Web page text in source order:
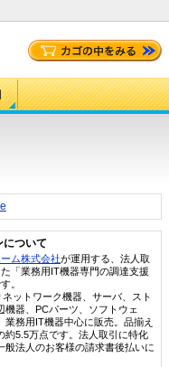
について
ム株式会社が運用する、法人取
「業務用IT機器専門の調達支援
。
ネットワーク機器、サーバ、スト
機器、PCパーツ、ソフトウェ
業務用IT機器中心に販売。品揃え
約5.5万点です。法人取引に特化
般法人のお客様の請求書後払いに